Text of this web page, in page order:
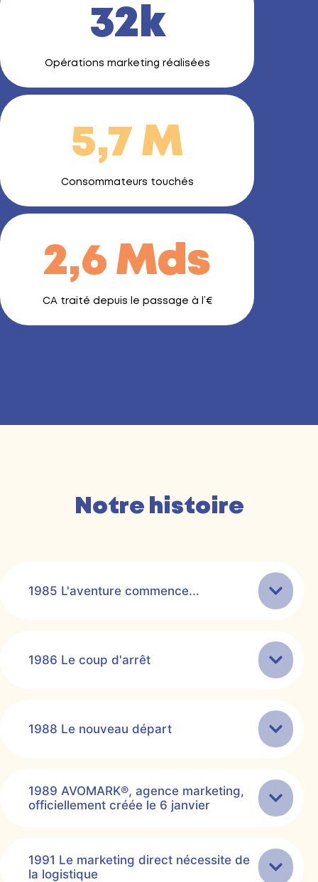
32k
Opérations marketing réalisées
5,7 M
Consommateurs touchés
2,6 Mds
CA traité depuis le passage à l’€
Notre histoire
1985 L'aventure commence...
1986 Le coup d'arrêt
1988 Le nouveau départ
1989 AVOMARK®, agence marketing,
officiellement créée le 6 janvier
1991 Le marketing direct nécessite de
la logistique